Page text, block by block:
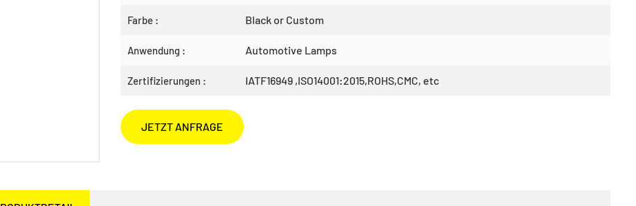
Farbe : Black or Custom
Anwendung : Automotive Lamps
Zertifizierungen : IATF16949 ,ISO14001:2015,ROHS,CMC, etc
JETZT ANFRAGE